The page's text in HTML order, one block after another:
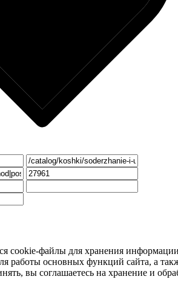
cookie-файлы для хранения
работы основных функций сайта, а
вы соглашаетесь на хранение и